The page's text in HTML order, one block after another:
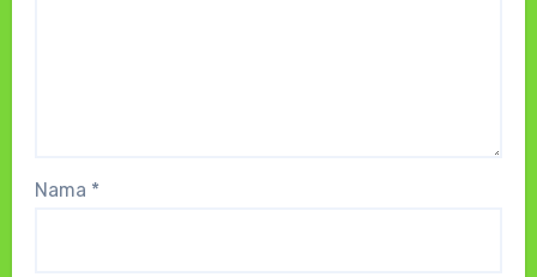
Nama *